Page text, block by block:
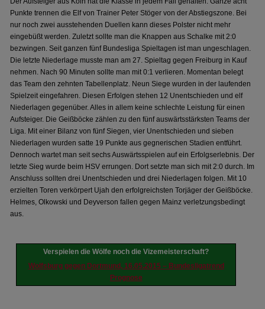
Punkte trennen die Elf von Trainer Peter Stöger von der Abstiegszone. Bei
nur noch zwei ausstehenden Duellen kann dieses Polster nicht mehr
eingebüßt werden. Zuletzt sollte man die Knappen aus Schalke mit 2:0
bezwingen. Seit ganzen fünf Bundesliga Spieltagen ist man ungeschlagen.
Die letzte Niederlage musste man am 27. Spieltag gegen Freiburg in Kauf
nehmen. Nach 90 Minuten sollte man mit 0:1 verlieren. Momentan belegt
das Team den zehnten Tabellenplatz. Neun Siege wurden in der laufenden
Spielzeit eingefahren. Diesen Erfolgen stehen 12 Unentschieden und elf
Niederlagen gegenüber. Alles in allem keine schlechte Leistung für einen
Aufsteiger. Die Geißböcke zählen zu den fünf auswärtsstärksten Teams der
Liga. Mit einer Bilanz von fünf Siegen, vier Unentschieden und sieben
Niederlagen wurden satte 19 Punkte aus gegnerischen Stadien entführt.
Dennoch wartet man seit sechs Auswärtsspielen auf ein Erfolgserlebnis. Der
letzte Sieg wurde beim HSV errungen. Dort setzte man sich mit 2:0 durch. Im
Anschluss sollten drei Unentschieden und drei Niederlagen folgen. Mit 10
erzielten Toren verkörpert Ujah den erfolgreichsten Torjäger der Geißböcke.
Helmes, Olkowski und Deyverson fallen gegen Mainz verletzungsbedingt
aus.
Verspielen die Wölfe noch die Vizemeisterschaft?
Wolfsburg gegen Dortmund, 16.05.2015 – Bundesligatrend
Prognose